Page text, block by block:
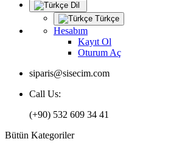
Dil
Türkçe
Hesabım
Kayıt Ol
Oturum Aç
siparis@sisecim.com
Call Us:
(+90) 532 609 34 41
Bütün Kategoriler